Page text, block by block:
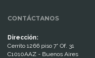
CONTÁCTANOS
Dirección:
Cerrito 1266 piso 7° Of. 31
C1010AAZ - Buenos Aires